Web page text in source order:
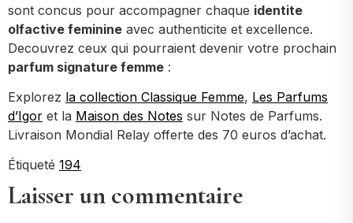
sont concus pour accompagner chaque identite
olfactive feminine avec authenticite et excellence.
Decouvrez ceux qui pourraient devenir votre prochain
parfum signature femme :
Explorez la collection Classique Femme, Les Parfums
d’Igor et la Maison des Notes sur Notes de Parfums.
Livraison Mondial Relay offerte des 70 euros d’achat.
Étiqueté 194
Laisser un commentaire